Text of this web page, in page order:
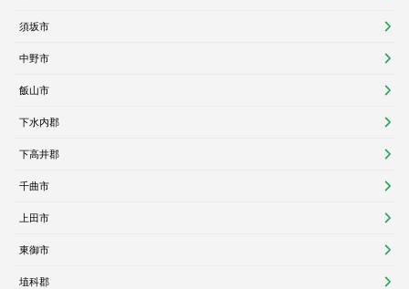
須坂市
中野市
飯山市
下水内郡
下高井郡
千曲市
上田市
東御市
埴科郡